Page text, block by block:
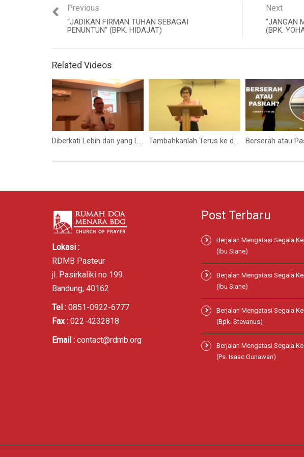
Previous
“JADIKAN FIRMAN TUHAN SEBAGAI
PENUNTUN” (BPK. HIDAJAT)
Next
“JANGAN
(BPK.
Related Videos
Lokasi :
RDMB Pasteur
jl. Pasirkaliki no 199.
Bandung, 40162
Tel : 0851-0922-6777
Fax : 022-4232818
Email : contact@rdmb.org
Post Terbaru
Berjalan Mengatasi Segala
(Ibu Siane)
Berjalan Mengatasi Segala
(Ibu Siane)
Berjalan Mengatasi Segala
(Bpk. Stevanus)
Berjalan Mengatasi Segala
(Ps. Isaac Gunawan)